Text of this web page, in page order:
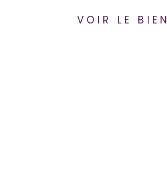
VOIR LE BIEN